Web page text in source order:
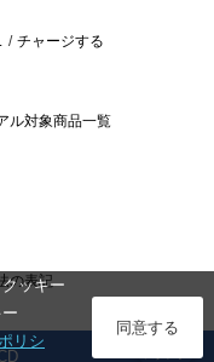
チャージする
ル対象商品一覧
の表記
ッキー
リシ
同意する